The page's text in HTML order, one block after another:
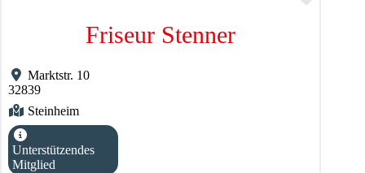
Friseur Stenner
Marktstr. 10
32839
Steinheim
Unterstützendes
Mitglied